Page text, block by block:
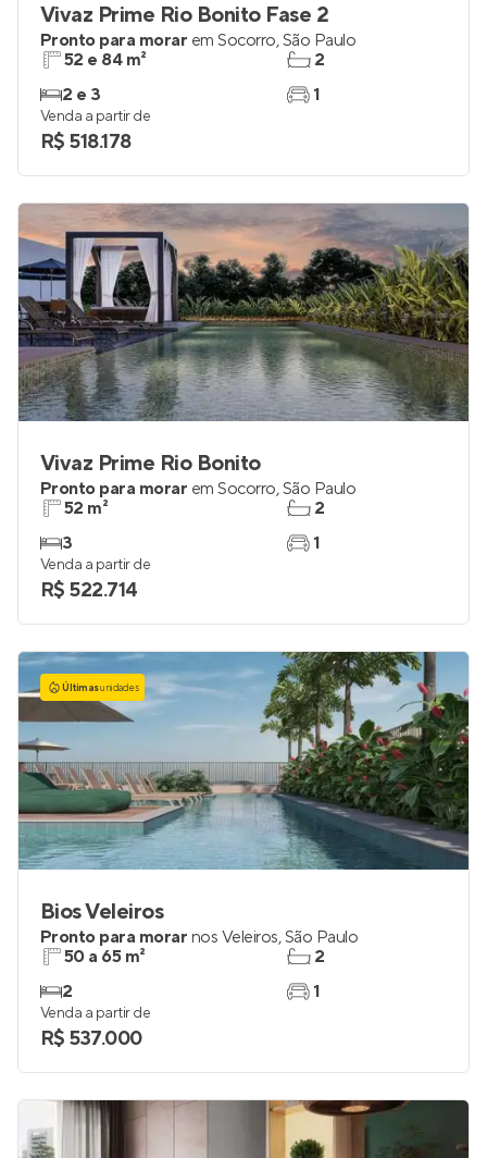
Vivaz Prime Rio Bonito Fase 2
Pronto para morar em Socorro,São Paulo
52 e 84 m²
2 e 3
2
1
Venda a partir de
R$ 518.178
Vivaz Prime Rio Bonito
Pronto para morar em Socorro,São Paulo
52 m²
3
2
1
Venda a partir de
R$ 522.714
Últimasunidades
Bios Veleiros
Pronto para morar nos Veleiros,São Paulo
50 a 65 m²
2
2
1
Venda a partir de
R$ 537.000